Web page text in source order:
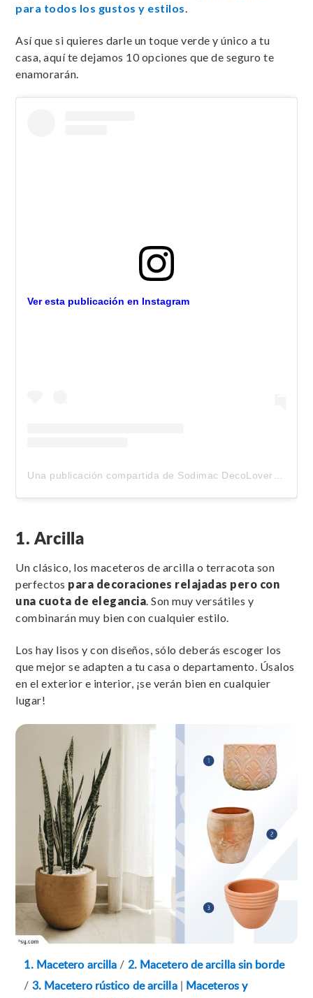
para todos los gustos y estilos.
Así que si quieres darle un toque verde y único a tu
casa, aquí te dejamos 10 opciones que de seguro te
enamorarán.
Ver esta publicación en Instagram
Una publicación compartida de Sodimac DecoLovers (@sodimac_decolovers)
1. Arcilla
Un clásico, los maceteros de arcilla o terracota son
perfectos para decoraciones relajadas pero con
una cuota de elegancia. Son muy versátiles y
combinarán muy bien con cualquier estilo.
Los hay lisos y con diseños, sólo deberás escoger los
que mejor se adapten a tu casa o departamento. Úsalos
en el exterior e interior, ¡se verán bien en cualquier
lugar!
1. Macetero arcilla / 2. Macetero de arcilla sin borde
/ 3. Macetero rústico de arcilla|
Maceteros y